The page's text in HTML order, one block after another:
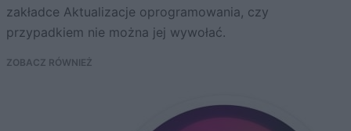
zakładce Aktualizacje oprogramowania, czy
przypadkiem nie można jej wywołać.
ZOBACZ RÓWNIEŻ